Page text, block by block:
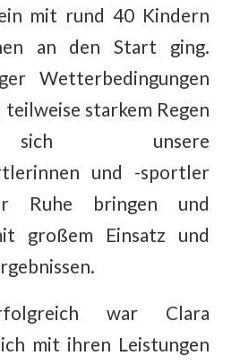
mit rund 40 Kindern
an den Start ging.
Wetterbedingungen
starkem Regen
unsere
und -sportler
Ruhe bringen und
großem Einsatz und
war Clara
mit ihren Leistungen